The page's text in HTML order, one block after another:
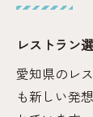
験
愛
レストラン
愛知県のレ
も新しい発